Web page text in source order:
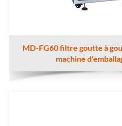
MD-FG60 filtre goutte à
machine